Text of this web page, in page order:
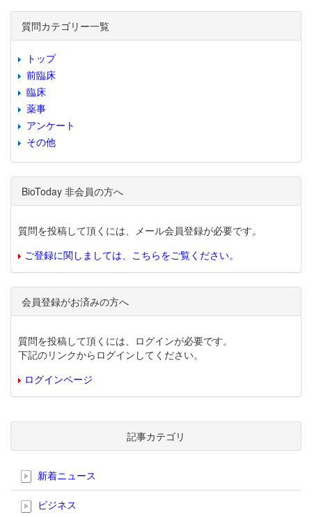
質問カテゴリー一覧
トップ
前臨床
臨床
薬事
アンケート
その他
BioToday 非会員の方へ
質問を投稿して頂くには、メール会員登録が必要です。
ご登録に関しましては、こちらをご覧ください。
会員登録がお済みの方へ
質問を投稿して頂くには、ログインが必要です。
下記のリンクからログインしてください。
ログインページ
記事カテゴリ
新着ニュース
ビジネス